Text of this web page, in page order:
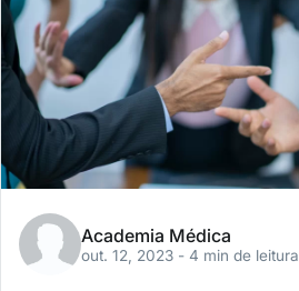
Academia Médica
out. 12, 2023 - 4 min de leitura